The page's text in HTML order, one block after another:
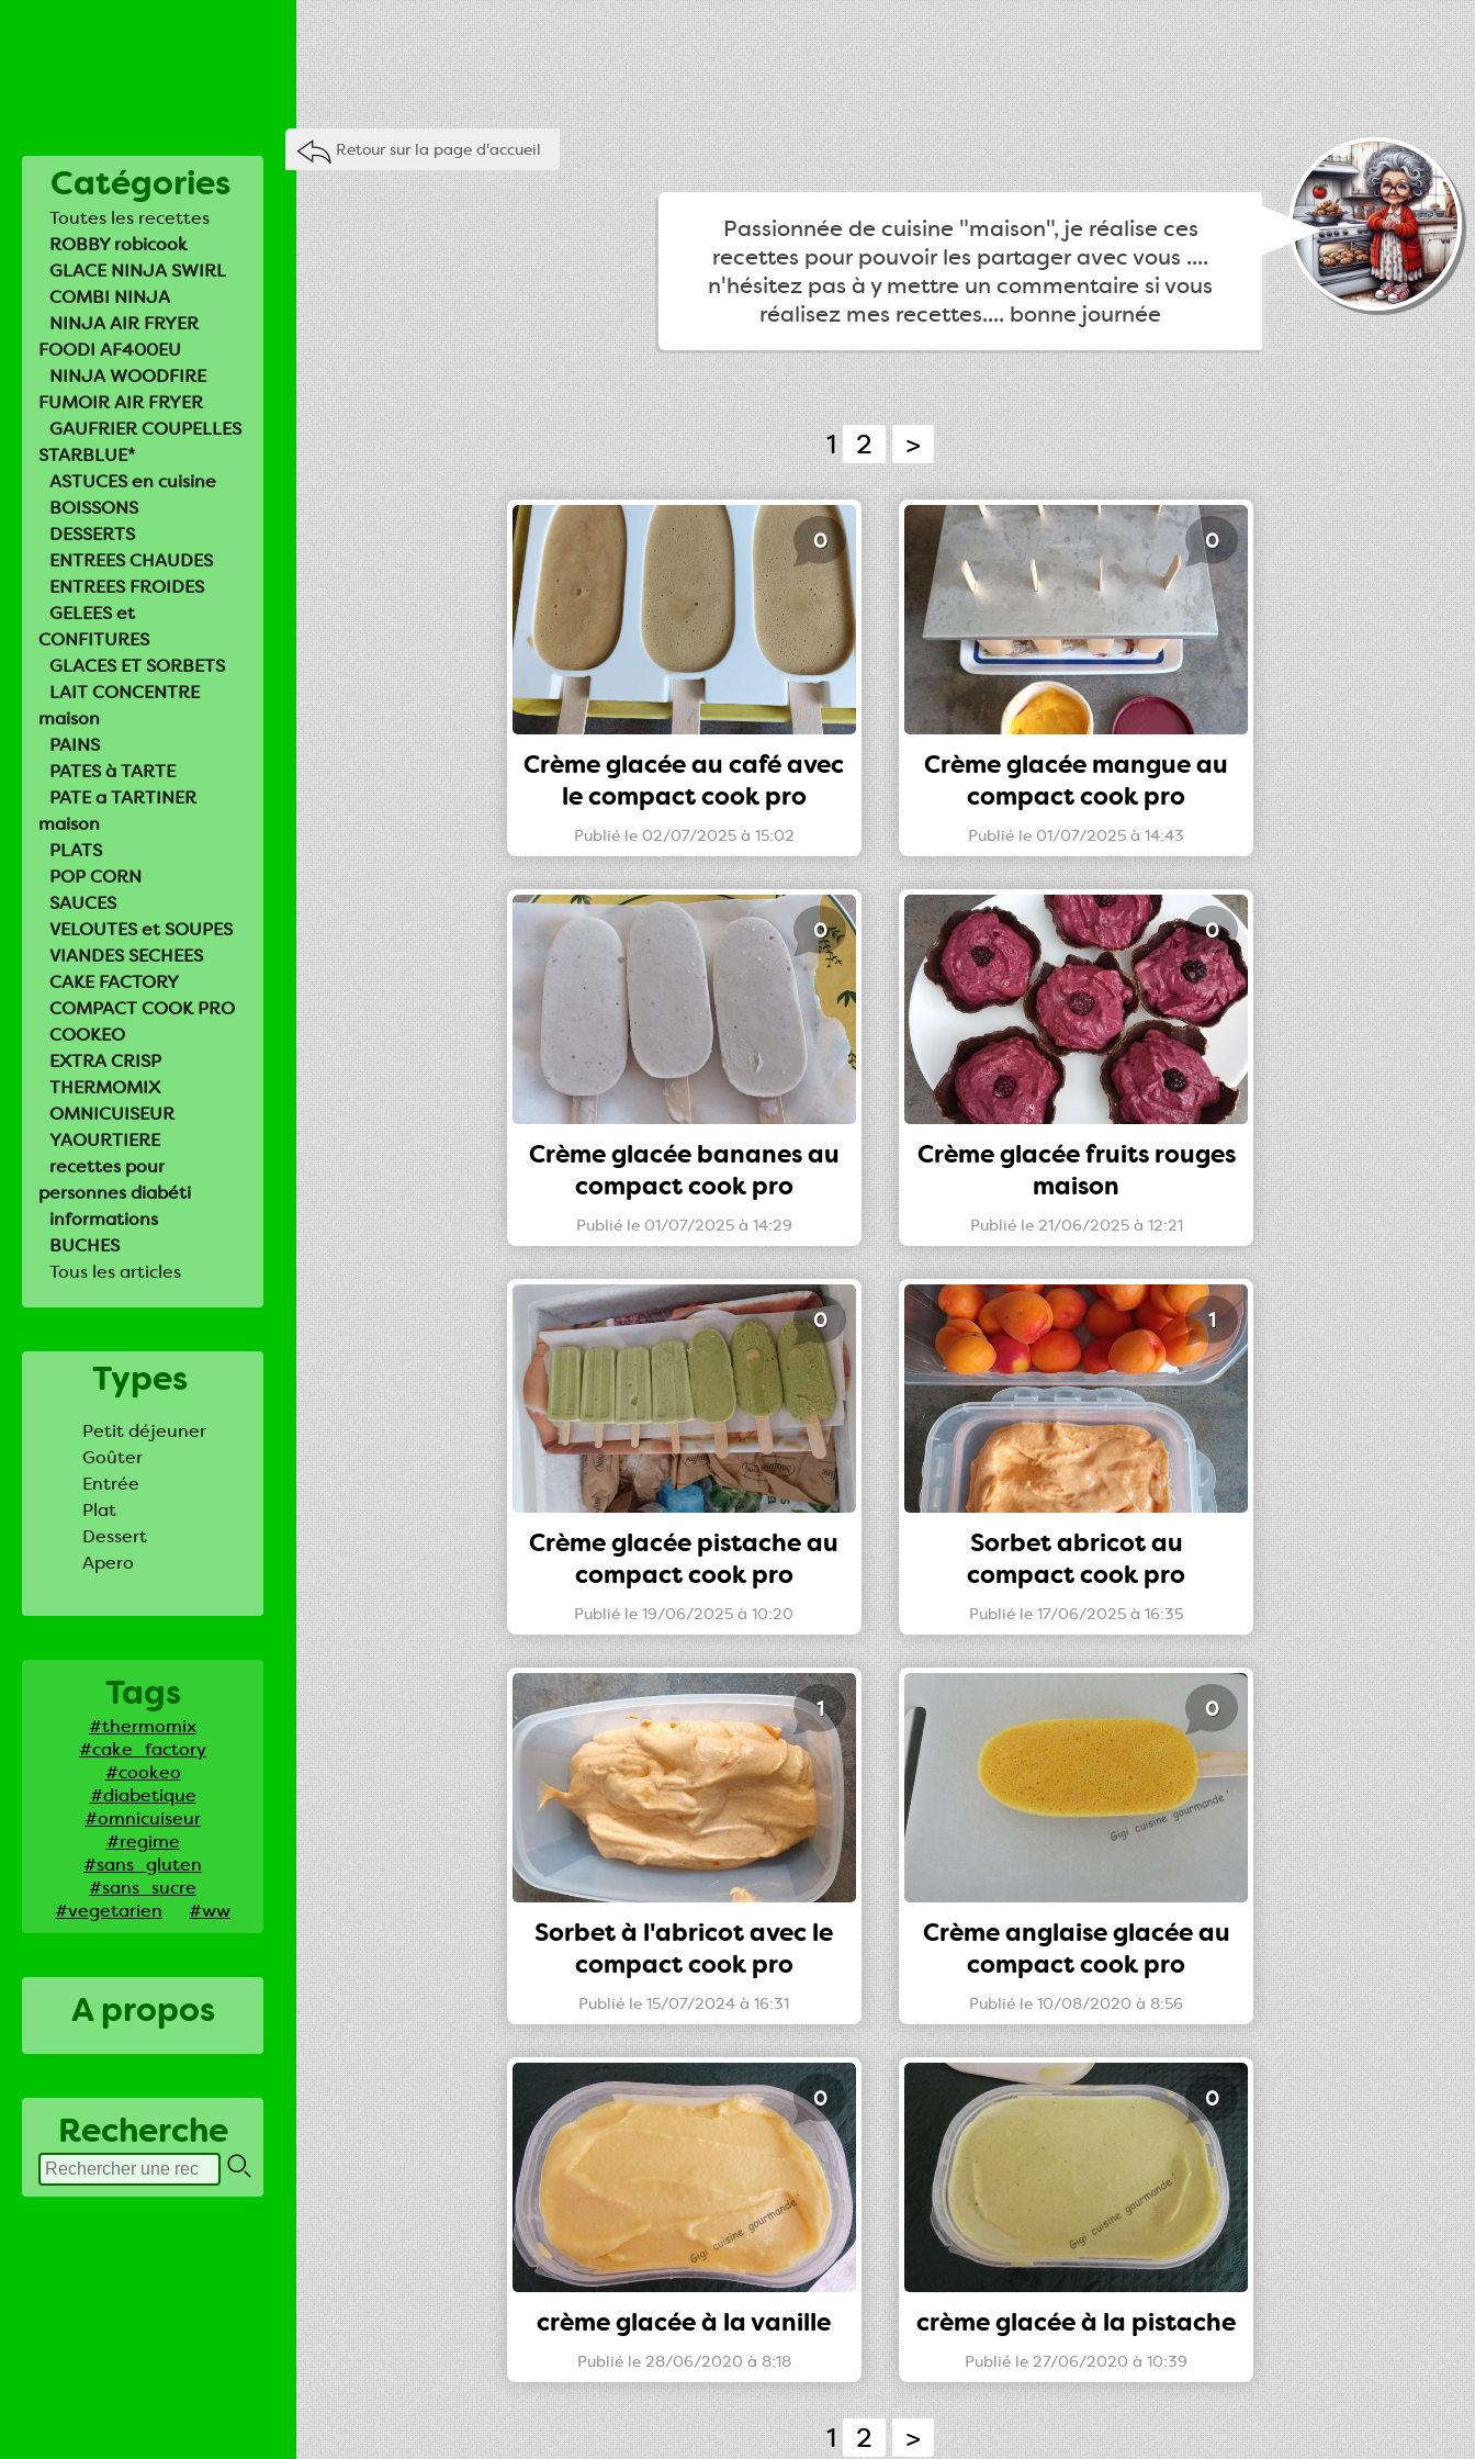
Catégories
Toutes les recettes
ROBBY robicook
GLACE NINJA SWIRL
COMBI NINJA
NINJA AIR FRYER
FOODI AF400EU
NINJA WOODFIRE
FUMOIR AIR FRYER
GAUFRIER COUPELLES
STARBLUE*
ASTUCES en cuisine
BOISSONS
DESSERTS
ENTREES CHAUDES
ENTREES FROIDES
GELEES et
CONFITURES
GLACES ET SORBETS
LAIT CONCENTRE
maison
PAINS
PATES à TARTE
PATE a TARTINER
maison
PLATS
POP CORN
SAUCES
VELOUTES et SOUPES
VIANDES SECHEES
CAKE FACTORY
COMPACT COOK PRO
COOKEO
EXTRA CRISP
THERMOMIX
OMNICUISEUR
YAOURTIERE
recettes pour
personnes diabéti
informations
BUCHES
Tous les articles
Types
Petit déjeuner
Goûter
Entrée
Plat
Dessert
Apero
Tags
#thermomix
#cake_factory
#cookeo
#diabetique
#omnicuiseur
#regime
#sans_gluten
#sans_sucre
#vegetarien
#ww
A propos
Recherche
Retour sur la page d'accueil
Passionnée de cuisine "maison", je réalise ces
recettes pour pouvoir les partager avec vous ....
n'hésitez pas à y mettre un commentaire si vous
réalisez mes recettes.... bonne journée
1 2 >
Crème glacée au café avec
le compact cook pro
Publié le 02/07/2025 à 15:02
0
Crème glacée mangue au
compact cook pro
Publié le 01/07/2025 à 14:43
0
Crème glacée bananes au
compact cook pro
Publié le 01/07/2025 à 14:29
0
Crème glacée fruits rouges
maison
Publié le 21/06/2025 à 12:21
0
Crème glacée pistache au
compact cook pro
Publié le 19/06/2025 à 10:20
0
Sorbet abricot au
compact cook pro
Publié le 17/06/2025 à 16:35
1
Sorbet à l'abricot avec le
compact cook pro
Publié le 15/07/2024 à 16:31
1
Crème anglaise glacée au
compact cook pro
Publié le 10/08/2020 à 8:56
0
crème glacée à la vanille
Publié le 28/06/2020 à 8:18
0
crème glacée à la pistache
Publié le 27/06/2020 à 10:39
0
1 2 >